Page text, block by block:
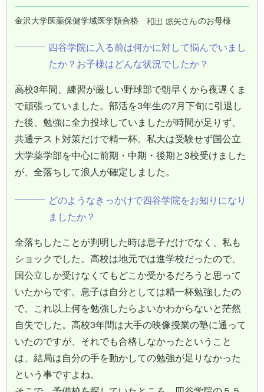
金沢大学医薬保健学域医学類合格 のお母様
四谷学院に入る前は何かに対して悩んでいまし
たか？お子様はどんな状況でしたか？
高校3年間、練習が厳しい野球部で朝早くから夜遅くま
で頑張っていました。部活を3年生の7月下旬に引退し
た後、勉強に全力投球していましたが時間が足りず、
共通テスト対策だけで精一杯。私大は受験せず国公立
大学薬学部を中心に前期・中期・後期と3校受けました
が、全落ちして浪人が確定しました。
どのようなきっかけで四谷学院をお知りになり
ましたか？
全落ちしたことが判明した時は息子だけでなく、私も
ショックでした。高校は地元では進学校だったので、
国公立しか受けなくてもどこか受かるだろうと思って
いたからです。息子は自分としては精一杯勉強したの
で、これ以上何を勉強したらよいかわからないと茫然
自失でした。高校3年間は大手の映像授業の塾に通って
いたのですが、それでも合格しなかったということ
は、結局は自分の手を動かしての勉強が足りなかった
という事ですよね。